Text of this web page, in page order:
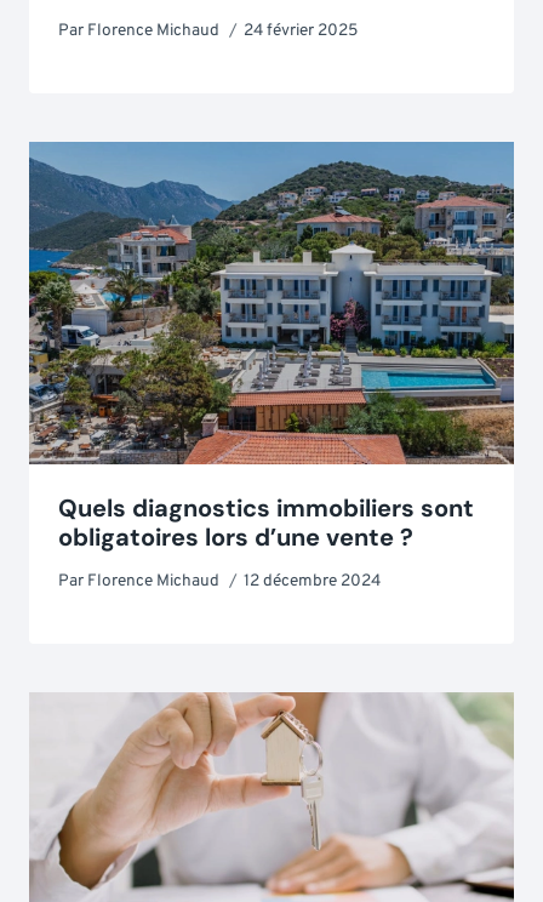
Par Florence Michaud 24 février 2025
Quels diagnostics immobiliers sont
obligatoires lors d’une vente ?
Par Florence Michaud 12 décembre 2024